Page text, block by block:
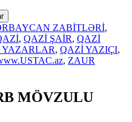
ZABİTLƏRİ,
, QAZİ ŞAİR, QAZİ
, QAZİ YAZIÇI,
, ZAUR
MÖVZULU